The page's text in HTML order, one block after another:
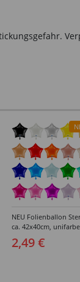
NEU Folienballon
ca. 42x40cm,
verschiedene Farben
2,49 €